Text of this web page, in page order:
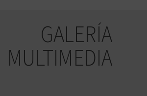
GALERÍA
MULTIMEDIA